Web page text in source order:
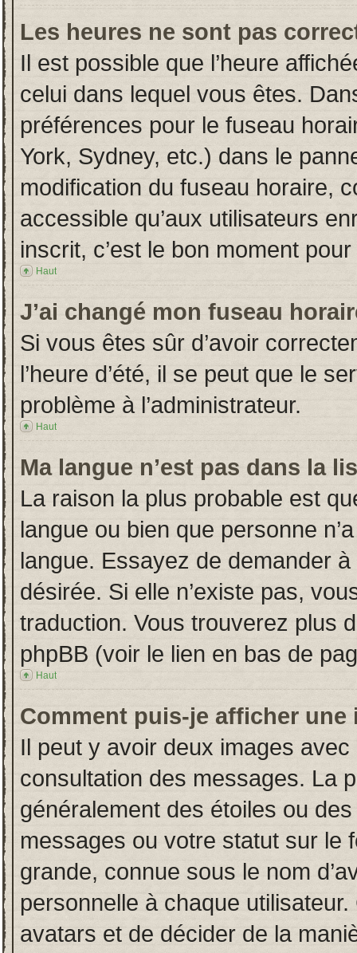
Les heures ne sont pas
Il est possible que l’heure
celui dans lequel vous êtes.
préférences pour le fuseau
York, Sydney, etc.) dans le
modification du fuseau horaire,
accessible qu’aux utilisateurs
inscrit, c’est le bon moment
Haut
J’ai changé mon fuseau
Si vous êtes sûr d’avoir
l’heure d’été, il se peut que le
problème à l’administrateur.
Haut
Ma langue n’est pas dans la
La raison la plus probable est
langue ou bien que personne
langue. Essayez de demander à
désirée. Si elle n’existe pas,
traduction. Vous trouverez plus
phpBB (voir le lien en bas de
Haut
Comment puis-je afficher une
Il peut y avoir deux images
consultation des messages. La
généralement des étoiles ou
messages ou votre statut sur le
grande, connue sous le nom
personnelle à chaque utilisateur.
avatars et de décider de la